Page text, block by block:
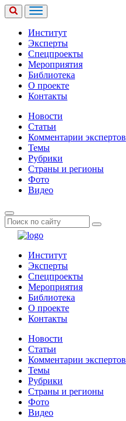
Институт
Эксперты
Спецпроекты
Мероприятия
Библиотека
О проекте
Контакты
Новости
Статьи
Комментарии экспертов
Темы
Рубрики
Страны и регионы
Фото
Видео
Институт
Эксперты
Спецпроекты
Мероприятия
Библиотека
О проекте
Контакты
Новости
Статьи
Комментарии экспертов
Темы
Рубрики
Страны и регионы
Фото
Видео